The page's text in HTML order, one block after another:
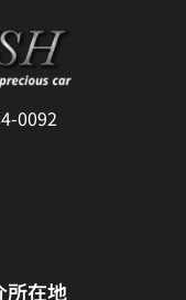
0092
所在地